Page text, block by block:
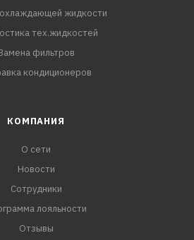
жидкости
тех.жидкостей
фильтров
кондиционеров
КОМПАНИЯ
О сети
Новости
Сотрудники
лояльности
Отзывы